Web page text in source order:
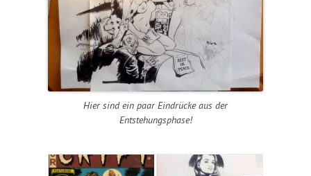
Hier sind ein paar Eindrücke aus der
Entstehungsphase!